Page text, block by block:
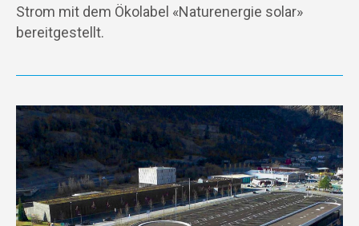
Strom mit dem Ökolabel «Naturenergie solar»
bereitgestellt.